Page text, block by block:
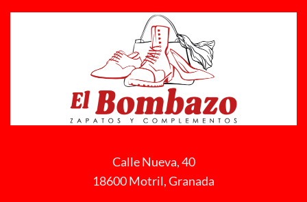
Calle Nueva, 40
18600 Motril, Granada